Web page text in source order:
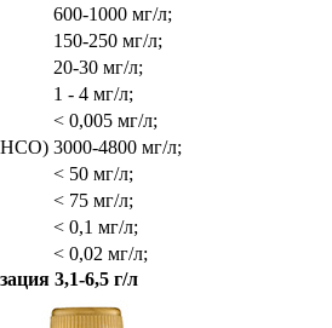
600-1000 мг/л;
150-250 мг/л;
20-30 мг/л;
1 - 4 мг/л;
< 0,005 мг/л;
3000-4800 мг/л;
< 50 мг/л;
< 75 мг/л;
< 0,1 мг/л;
< 0,02 мг/л;
3,1-6,5 г/л